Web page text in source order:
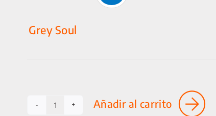
Grey Soul
Tapa
Añadir al carrito